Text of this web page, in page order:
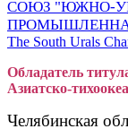
СОЮЗ "ЮЖНО-
The South Urals
Обладатель
Азиатско-
Челябинская